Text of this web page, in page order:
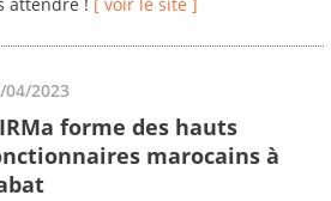
attendre ! [ voir le site ]
04/2023
forme des hauts
marocains à